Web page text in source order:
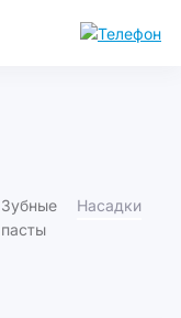
Зубные
пасты
Насадки